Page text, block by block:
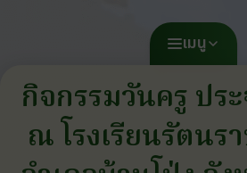
เมนู
กิจกรรมวันครู ปร
ณ โรงเรียนรัตนร